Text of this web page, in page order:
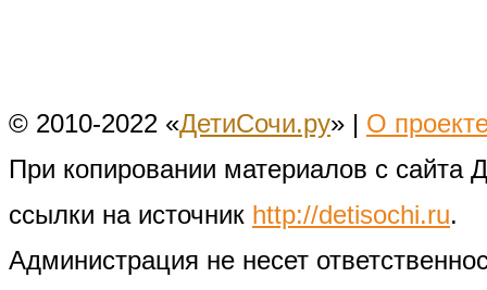
© 2010-2022 «ДетиСочи.ру» | О
При копировании материалов с сайта
ссылки на источник http://detisochi.ru.
Администрация не несет